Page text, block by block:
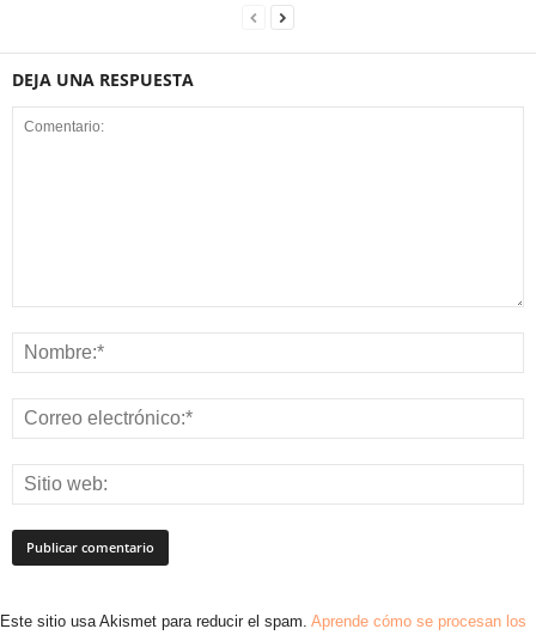
DEJA UNA RESPUESTA
Este sitio usa Akismet para reducir el spam. Aprende cómo se procesan los